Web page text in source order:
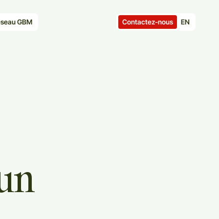
GBM Contactez-nous EN